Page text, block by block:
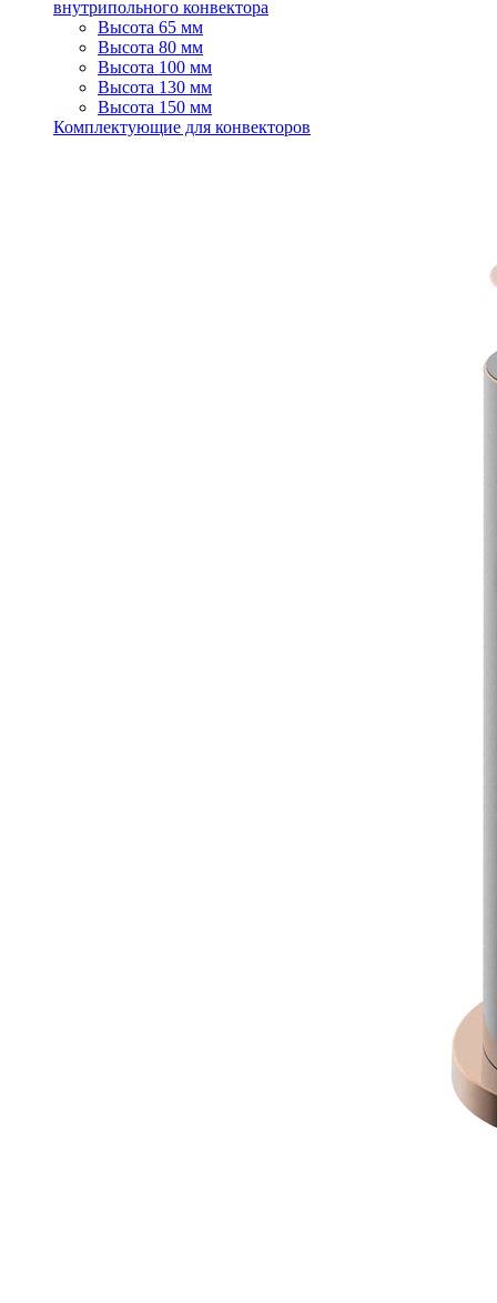
внутрипольного конвектора
Высота 65 мм
Высота 80 мм
Высота 100 мм
Высота 130 мм
Высота 150 мм
Комплектующие для конвекторов